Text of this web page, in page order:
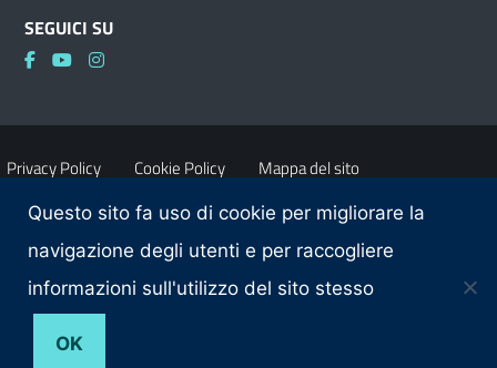
SEGUICI SU
Privacy Policy Cookie Policy Mappa del sito
Accessibilità Dichiarazione di accessibilità
Obiettivi di accessibilità Contatti
Questo sito fa uso di cookie per migliorare la
navigazione degli utenti e per raccogliere
informazioni sull'utilizzo del sito stesso
OK